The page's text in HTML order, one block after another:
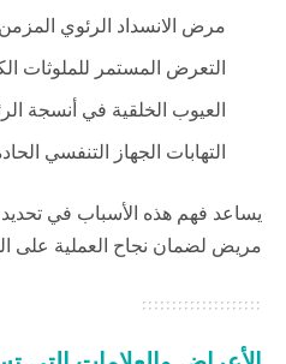
مرض الانسداد الرئوي
التعرض المستمر للملوثات
العيوب الخلقية في أنسجة
التهابات الجهاز التنفسي
يساعد فهم هذه الأسباب في
مريض لضمان نجاح العملية على